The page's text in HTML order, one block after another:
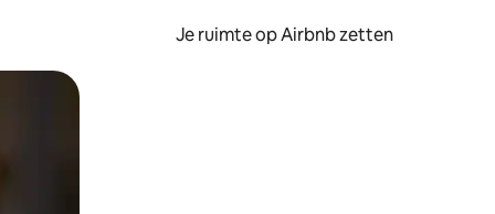
Je ruimte op Airbnb zetten